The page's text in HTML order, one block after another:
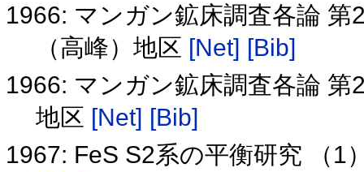
1966: マンガン鉱床調査各論 第
（高峰）地区 [Net] [Bib]
1966: マンガン鉱床調査各論 第
地区 [Net] [Bib]
1967: FeS S2系の平衡研究 （1